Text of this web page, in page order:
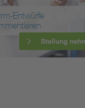
Entwürfe
Stellung